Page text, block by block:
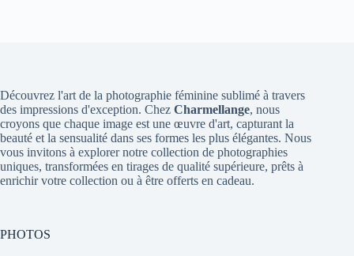
Découvrez l'art de la photographie féminine sublimé à travers
des impressions d'exception. Chez Charmellange, nous
croyons que chaque image est une œuvre d'art, capturant la
beauté et la sensualité dans ses formes les plus élégantes. Nous
vous invitons à explorer notre collection de photographies
uniques, transformées en tirages de qualité supérieure, prêts à
enrichir votre collection ou à être offerts en cadeau.
PHOTOS